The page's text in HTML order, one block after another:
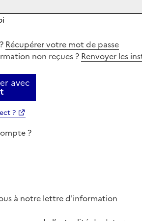
Récupérer votre mot de passe
non reçues ? Renvoyer les
avec
?
?
à notre lettre d'information